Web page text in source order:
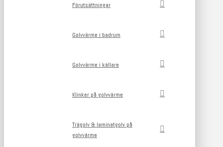
Förutsättningar
Golvvärme i badrum
Golvvärme i källare
Klinker på golvvärme
Trägolv & laminatgolv på
golvvärme